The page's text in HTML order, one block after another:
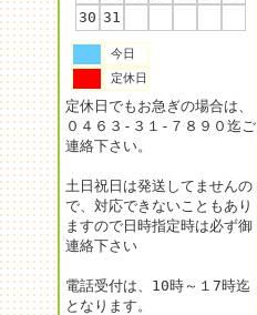
30 31
今日
定休日
定休日でもお急ぎの場合は、
０４６３-３１-７８９０迄ご
連絡下さい。
土日祝日は発送してませんの
で、対応できないこともあり
ますので日時指定時は必ず御
連絡下さい
電話受付は、10時～１7時迄
となります。